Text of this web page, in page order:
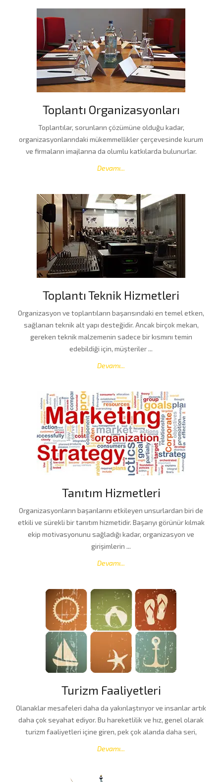
Toplantı Organizasyonları
Toplantılar, sorunların çözümüne olduğu kadar,
organizasyonlarındaki mükemmellikler çerçevesinde kurum
ve firmaların imajlarına da olumlu katkılarda bulunurlar.
Devamı...
Toplantı Teknik Hizmetleri
Organizasyon ve toplantıların başarısındaki en temel etken,
sağlanan teknik alt yapı desteğidir. Ancak birçok mekan,
gereken teknik malzemenin sadece bir kısmını temin
edebildiği için, müşteriler ...
Devamı...
Tanıtım Hizmetleri
Organizasyonların başarılarını etkileyen unsurlardan biri de
etkili ve sürekli bir tanıtım hizmetidir. Başarıyı görünür kılmak
ekip motivasyonunu sağladığı kadar, organizasyon ve
girişimlerin ...
Devamı...
Turizm Faaliyetleri
Olanaklar mesafeleri daha da yakınlaştırıyor ve insanlar artık
daha çok seyahat ediyor. Bu hareketlilik ve hız, genel olarak
turizm faaliyetleri içine giren, pek çok alanda daha seri,
Devamı...